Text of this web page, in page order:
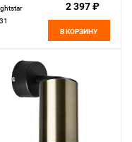
2 397 ₽
В КОРЗИНУ